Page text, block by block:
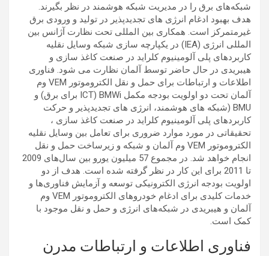
شبکه‌های برق را در مدیریت شبکه هوشمند در نظر بگیرند.
هدف بهبود ادغام انرژی های تجدیدپذیر در تولید و ورودی برق
غیرمتمرکز است. همکاری بین المللی تحت نظارت آژانس بین
المللی انرژی (IEA) در یکپارچه سازی شبکه وسایل نقلیه
کاربردهای پلی آلومینیوم کلراید در صنعت کاغذ سازی و
هیبریدی در حال حاضر توسط آلمان نظارت می شود. فناوری
اطلاعات و ارتباطات برای حمل و نقل الکتروموتور VEM وم
آلمان تحت دو اولویت بودجه مکمل BMWi (ICT برای برق) و
BMU (شبکه های هوشمند، انرژی های تجدیدپذیر و حرکت
کاربردهای پلی آلومینیوم کلراید در صنعت کاغذ سازی ،
تحقیقاتی در مورد موارد ضروری برای تعامل بین وسایل نقلیه
الکتروموتور VEM وم آلمان و شبکه و زیرساخت حمل و نقل
انجام خواهد شد. در مجموع 57 میلیون یورو بین سال‌های 2009
تا 2011 برای این کار در نظر گرفته شده است. هدف از دو
اولویت بودجه انرژی الکترونیکی توسعه و آزمایش فناوری‌ها و
خدمات کلیدی برای ادغام خودروهای الکتروموتور VEM وم
آلمان و هیبریدی در شبکه‌های انرژی و حمل و نقل موجود با
کمک است.
فناوری اطلاعات و ارتباطات مدرن